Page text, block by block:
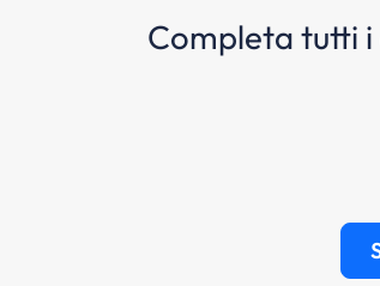
Completa tutti i